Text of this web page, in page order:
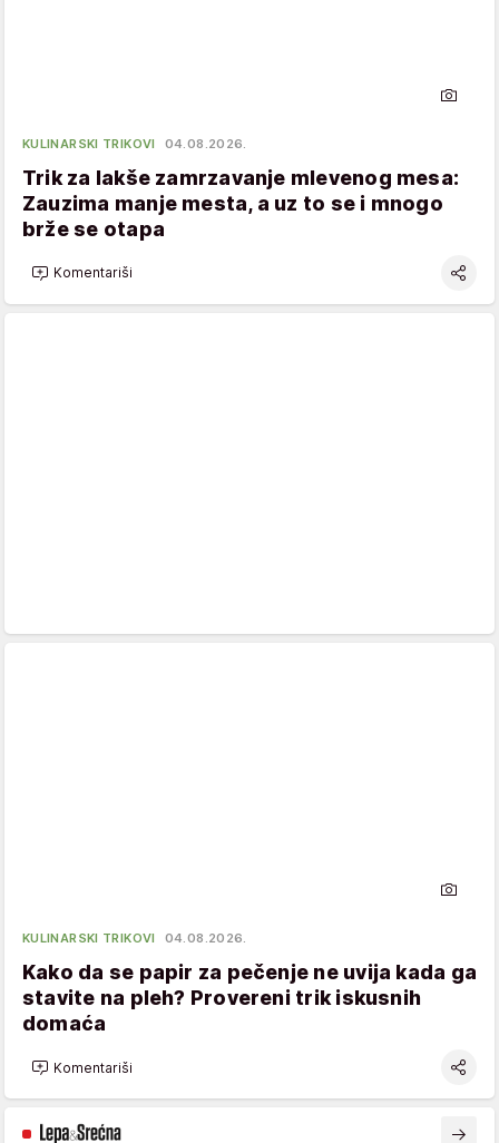
KULINARSKI TRIKOVI 04.08.2026.
Trik za lakše zamrzavanje mlevenog mesa:
Zauzima manje mesta, a uz to se i mnogo
brže se otapa
Komentariši
KULINARSKI TRIKOVI 04.08.2026.
Kako da se papir za pečenje ne uvija kada ga
stavite na pleh? Provereni trik iskusnih
domaća
Komentariši